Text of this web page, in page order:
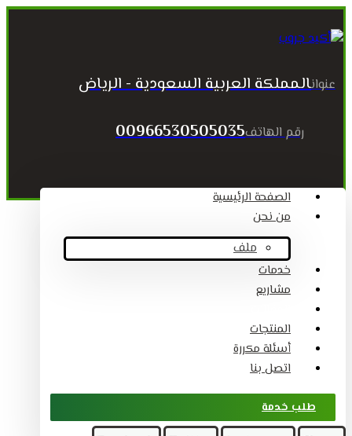
عنوانالمملكة العربية السعودية - الرياض
رقم الهاتف00966530505035
الصفحة الرئيسية
من نحن
ملف
خدمات
مشاريع
المنتجات
أسئلة مكررة
اتصل بنا
طلب خدمة